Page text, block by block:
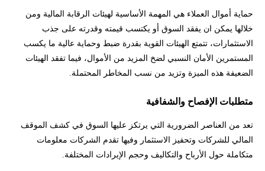
حماية أموال العملاء هي المهمة الأساسية لهيئات الرقابة المالية ومن
خلالها يمكن ان يفقد السوق أو يكتسب قيمته وقدرته على جذب
الاستثمارات، تتمتع الهيئات القوية بقدرة ضبط وحماية عالية ما يكسب
المستمرين الأمان النسبي لضخ المزيد من الأموال، فيما تفقد الهيئات
الضعيفة هذه الميزة وتزيد من نسب المخاطر المحتملة.
متطلبات الإفصاح والشفافية
تعد من العناصر الضرورية التي يرتكز عليها السوق في كشف الموقف
المالي للشركات وتحفيز الاستثمار وفيها تقدم الشركات معلومات
متكاملة حول الأرباح والتكاليف وحجم الإيرادات المختلفة.